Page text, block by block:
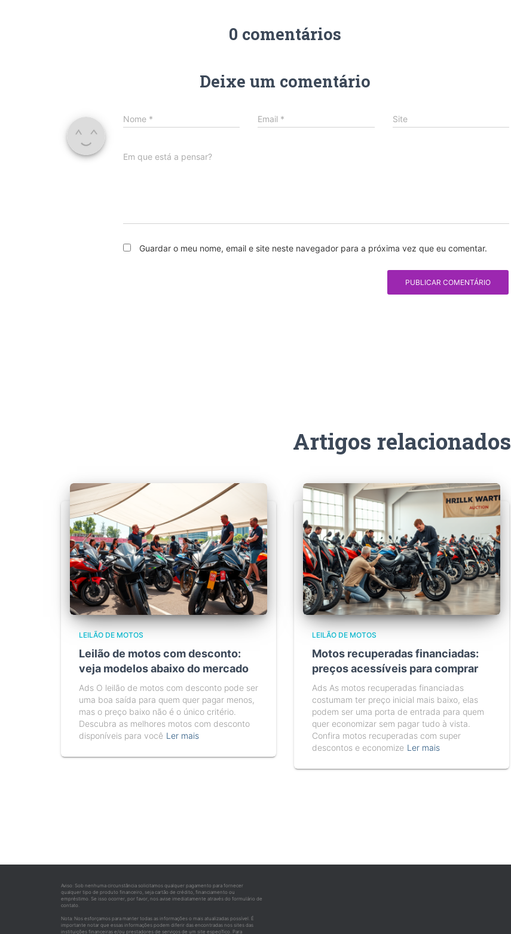
0 comentários
Deixe um comentário
Nome * Email * Site
Em que está a pensar?
Guardar o meu nome, email e site neste navegador para a próxima vez que eu comentar.
Artigos relacionados
LEILÃO DE MOTOS
Leilão de motos com desconto:
veja modelos abaixo do mercado
Ads O leilão de motos com desconto pode ser
uma boa saída para quem quer pagar menos,
mas o preço baixo não é o único critério.
Descubra as melhores motos com desconto
disponíveis para você Ler mais
LEILÃO DE MOTOS
Motos recuperadas financiadas:
preços acessíveis para comprar
Ads As motos recuperadas financiadas
costumam ter preço inicial mais baixo, elas
podem ser uma porta de entrada para quem
quer economizar sem pagar tudo à vista.
Confira motos recuperadas com super
descontos e economize Ler mais
Aviso: Sob nenhuma circunstância solicitamos qualquer pagamento para fornecer
qualquer tipo de produto financeiro, seja cartão de crédito, financiamento ou
empréstimo. Se isso ocorrer, por favor, nos avise imediatamente através do formulário de
contato.
Nota: Nos esforçamos para manter todas as informações o mais atualizadas possível. É
importante notar que essas informações podem diferir das encontradas nos sites das
instituições financeiras e/ou prestadores de serviços de um site específico. Para